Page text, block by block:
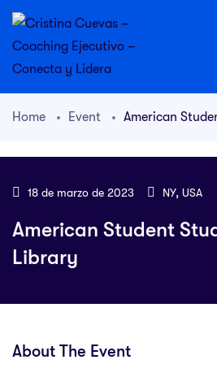
Home Event American
18 de marzo de 2023 NY, USA
American Student
Library
About The Event